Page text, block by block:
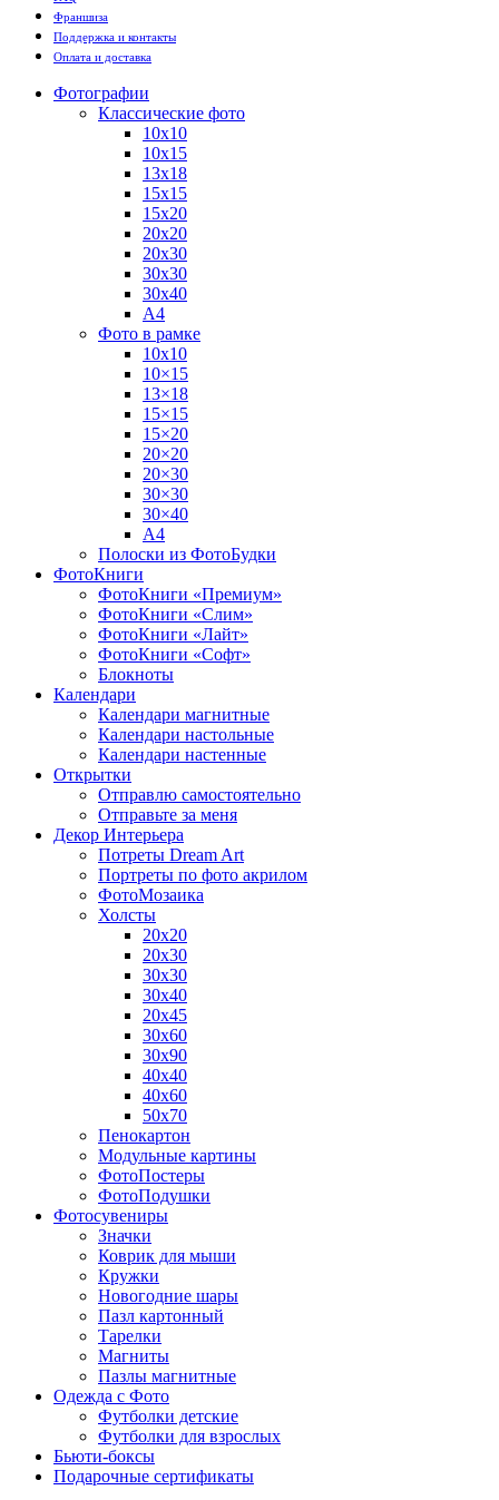
Франшиза
Поддержка и контакты
Оплата и доставка
Фотографии
Классические фото
10х10
10х15
13х18
15х15
15х20
20х20
20х30
30х30
30х40
А4
Фото в рамке
10х10
10×15
13×18
15×15
15×20
20×20
20×30
30×30
30×40
A4
Полоски из ФотоБудки
ФотоКниги
ФотоКниги «Премиум»
ФотоКниги «Слим»
ФотоКниги «Лайт»
ФотоКниги «Софт»
Блокноты
Календари
Календари магнитные
Календари настольные
Календари настенные
Открытки
Отправлю самостоятельно
Отправьте за меня
Декор Интерьера
Потреты Dream Art
Портреты по фото акрилом
ФотоМозаика
Холсты
20х20
20х30
30х30
30х40
20х45
30х60
30х90
40х40
40х60
50х70
Пенокартон
Модульные картины
ФотоПостеры
ФотоПодушки
Фотоcувениры
Значки
Коврик для мыши
Кружки
Новогодние шары
Пазл картонный
Тарелки
Магниты
Пазлы магнитные
Одежда с Фото
Футболки детские
Футболки для взрослых
Бьюти-боксы
Подарочные сертификаты